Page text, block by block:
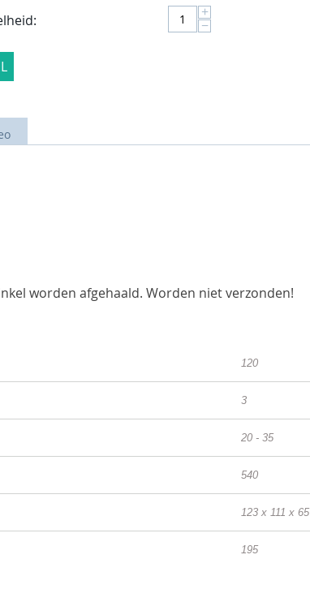
+
−
worden afgehaald. Worden niet verzonden!
120
3
20 - 35
540
123 x 111 x 65
195